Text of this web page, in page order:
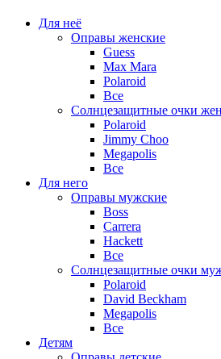
Для неё
Оправы женские
Guess
Max Mara
Polaroid
Все
Солнцезащитные очки
Polaroid
Jimmy Choo
Megapolis
Все
Для него
Оправы мужские
Boss
Carrera
Hackett
Все
Солнцезащитные очки
Polaroid
David Beckham
Megapolis
Все
Детям